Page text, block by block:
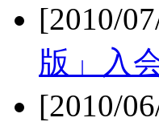
[2010/
版」入
[2010/